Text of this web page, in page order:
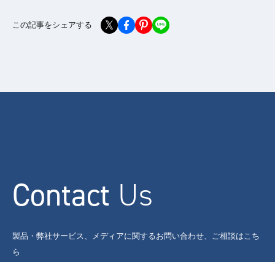
この記事をシェアする
Contact Us
製品・弊社サービス、メディアに関するお問い合わせ、ご相談はこち
ら